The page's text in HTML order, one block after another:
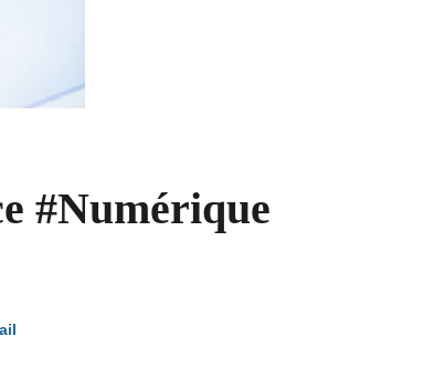
#Numérique